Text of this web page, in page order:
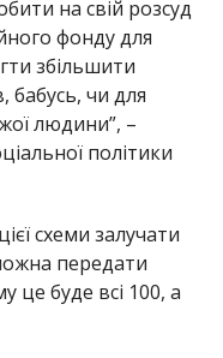
на свій розсуд
фонду для
збільшити
бабусь, чи для
людини”, –
політики
схеми залучати
передати
це буде всі 100, а